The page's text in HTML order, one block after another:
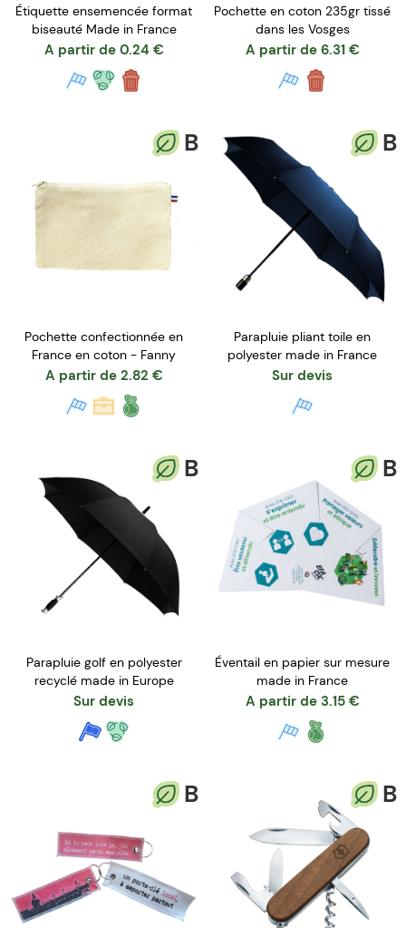
Étiquette ensemencée format
biseauté Made in France
A partir de 0.24 €
Pochette en coton 235gr tissé
dans les Vosges
A partir de 6.31 €
B
Pochette confectionnée en
France en coton - Fanny
A partir de 2.82 €
B
Parapluie pliant toile en
polyester made in France
Sur devis
B
Parapluie golf en polyester
recyclé made in Europe
Sur devis
B
Éventail en papier sur mesure
made in France
A partir de 3.15 €
B B